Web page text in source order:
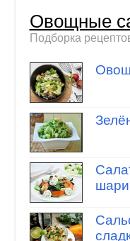
Овощные
Подборка